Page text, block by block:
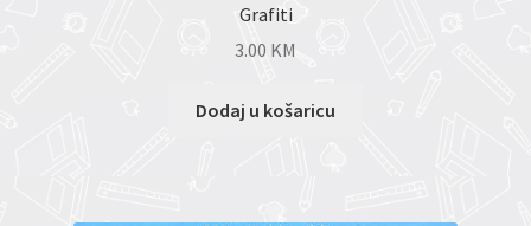
Grafiti
3.00 KM
Dodaj u košaricu